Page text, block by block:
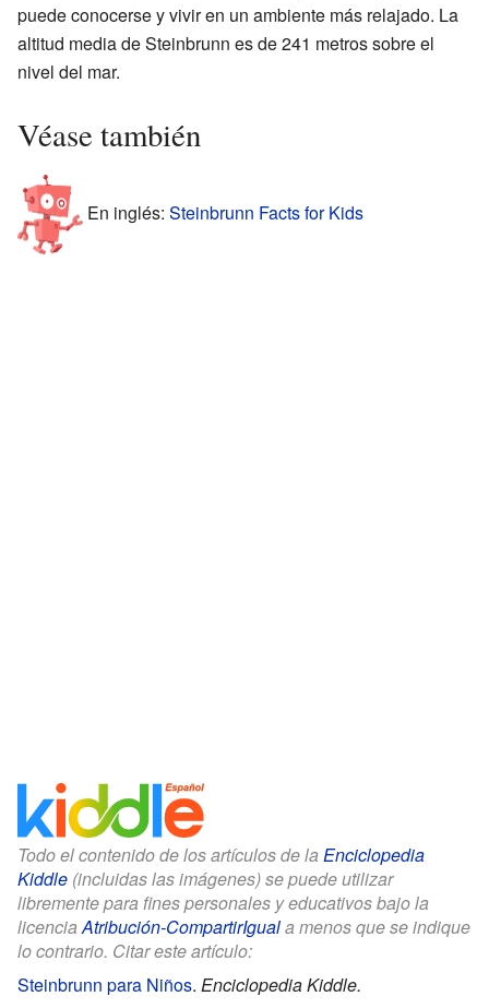
puede conocerse y vivir en un ambiente más relajado. La
altitud media de Steinbrunn es de 241 metros sobre el
nivel del mar.
Véase también
En inglés: Steinbrunn Facts for Kids
Todo el contenido de los artículos de la Enciclopedia
Kiddle (incluidas las imágenes) se puede utilizar
libremente para fines personales y educativos bajo la
licenciaAtribución-CompartirIguala menos que se indique
lo contrario. Citar este artículo:
Steinbrunn para Niños. Enciclopedia Kiddle.